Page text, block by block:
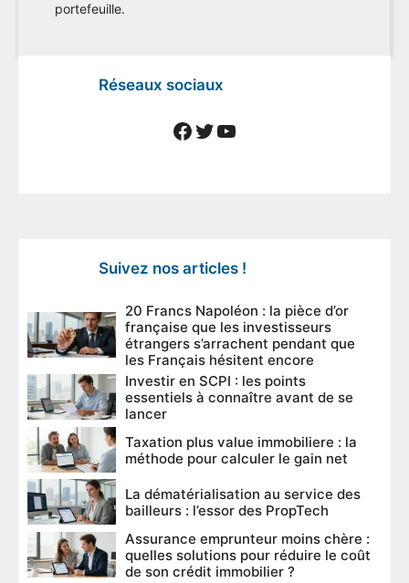
portefeuille.
Réseaux sociaux
Facebook
Twitter
YouTube
Suivez nos articles !
20 Francs Napoléon : la pièce d’or
française que les investisseurs
étrangers s’arrachent pendant que
les Français hésitent encore
Investir en SCPI : les points
essentiels à connaître avant de se
lancer
Taxation plus value immobiliere : la
méthode pour calculer le gain net
La dématérialisation au service des
bailleurs : l’essor des PropTech
Assurance emprunteur moins chère :
quelles solutions pour réduire le coût
de son crédit immobilier ?